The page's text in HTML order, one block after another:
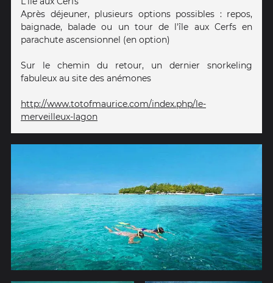
Après déjeuner, plusieurs options possibles : repos,
baignade, balade ou un tour de l'île aux Cerfs en
parachute ascensionnel (en option)
Sur le chemin du retour, un dernier snorkeling
fabuleux au site des anémones
http://www.totofmaurice.com/index.php/le-
merveilleux-lagon